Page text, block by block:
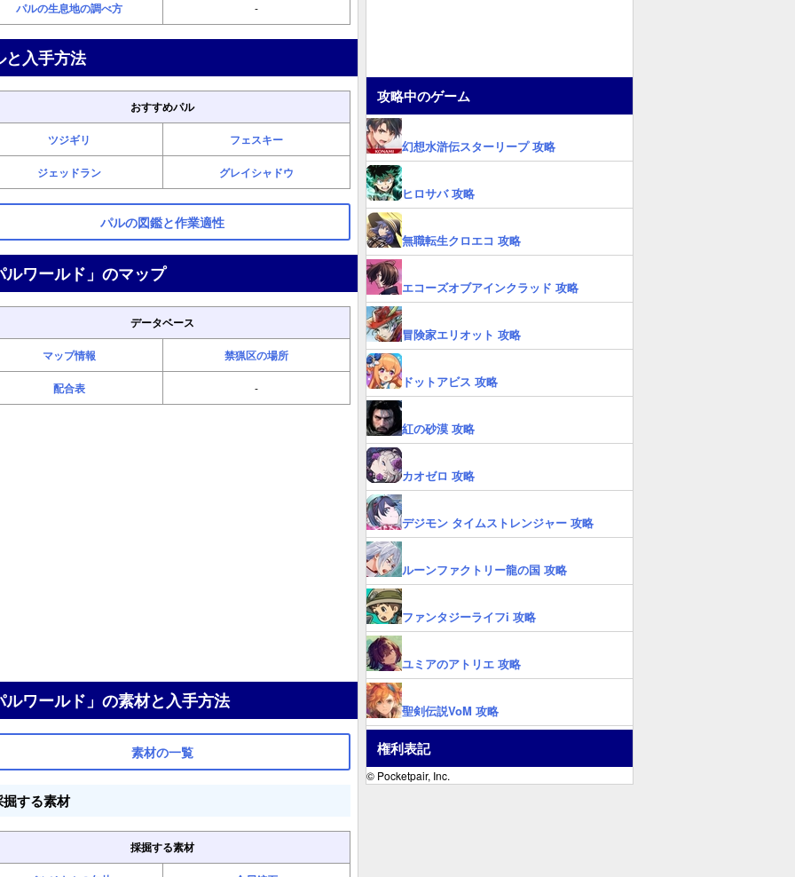
パルの生息地の調べ方 -
と入手方法
おすすめパル
ツジギリ フェスキー
ジェッドラン グレイシャドウ
パルの図鑑と作業適性
ルワールド」のマップ
データベース
マップ情報 禁猟区の場所
配合表 -
ルワールド」の素材と入手方法
素材の一覧
掘する素材
採掘する素材
攻略中のゲーム
幻想水滸伝スターリープ 攻略
ヒロサバ 攻略
無職転生クロエコ 攻略
エコーズオブアインクラッド 攻略
冒険家エリオット 攻略
ドットアビス 攻略
紅の砂漠 攻略
カオゼロ 攻略
デジモン タイムストレンジャー 攻略
ルーンファクトリー龍の国 攻略
ファンタジーライフi 攻略
ユミアのアトリエ 攻略
聖剣伝説VoM 攻略
権利表記
© Pocketpair, Inc.